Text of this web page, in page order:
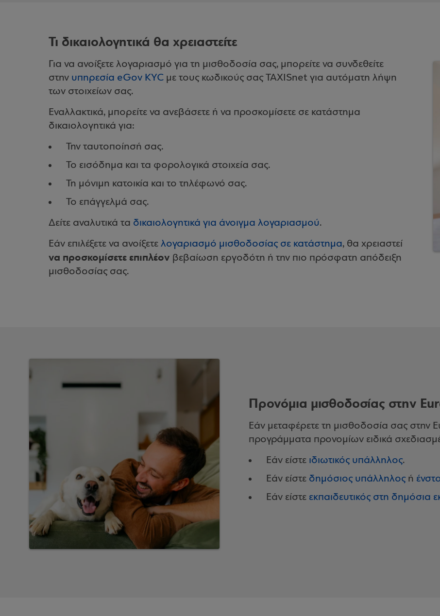
Τι δικαιολογητικά θα χρειαστείτε
Για να ανοίξετε λογαριασμό για τη μισθοδοσία σας, μπορείτε να συνδεθείτε
στην υπηρεσία eGov KYC με τους κωδικούς σας TAXISnet για αυτόματη λήψη
των στοιχείων σας.
Εναλλακτικά, μπορείτε να ανεβάσετε ή να προσκομίσετε σε κατάστημα
δικαιολογητικά για:
Την ταυτοποίησή σας.
Το εισόδημα και τα φορολογικά στοιχεία σας.
Τη μόνιμη κατοικία και το τηλέφωνό σας.
Το επάγγελμά σας.
Δείτε αναλυτικά τα δικαιολογητικά για άνοιγμα λογαριασμού.
Εάν επιλέξετε να ανοίξετε λογαριασμό μισθοδοσίας σε κατάστημα, θα χρειαστεί
να προσκομίσετε επιπλέον βεβαίωση εργοδότη ή την πιο πρόσφατη απόδειξη
μισθοδοσίας σας.
Προνόμια μισθοδοσίας στην
Εάν μεταφέρετε τη μισθοδοσία σας
προγράμματα προνομίων ειδικά
Εάν είστε ιδιωτικός υπάλληλος.
Εάν είστε δημόσιος υπάλληλοςή
Εάν είστε εκπαιδευτικός στη δημόσια